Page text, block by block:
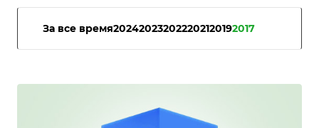
За все время202420232022202120192017